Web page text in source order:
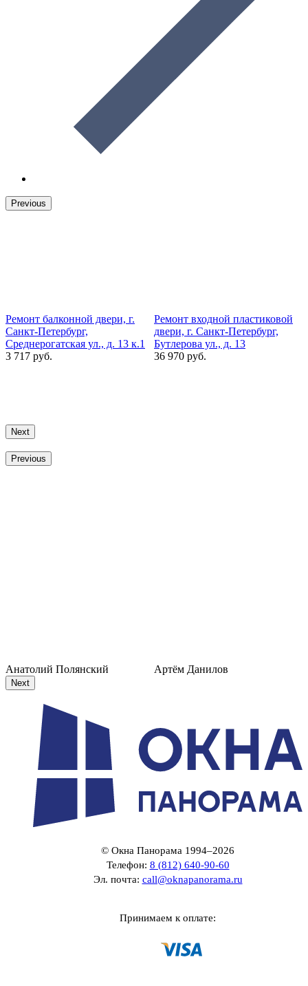
Previous
Ремонт балконной двери, г.
Санкт-Петербург,
Среднерогатская ул., д. 13 к.1
3 717 руб.
Ремонт входной пластиковой
двери, г. Санкт-Петербург,
Бутлерова ул., д. 13
36 970 руб.
Next
Previous
Анатолий Полянский Артём Данилов
Next
© Окна Панорама 1994–2026
Телефон: 8 (812) 640-90-60
Эл. почта: call@oknapanorama.ru
Принимаем к оплате: